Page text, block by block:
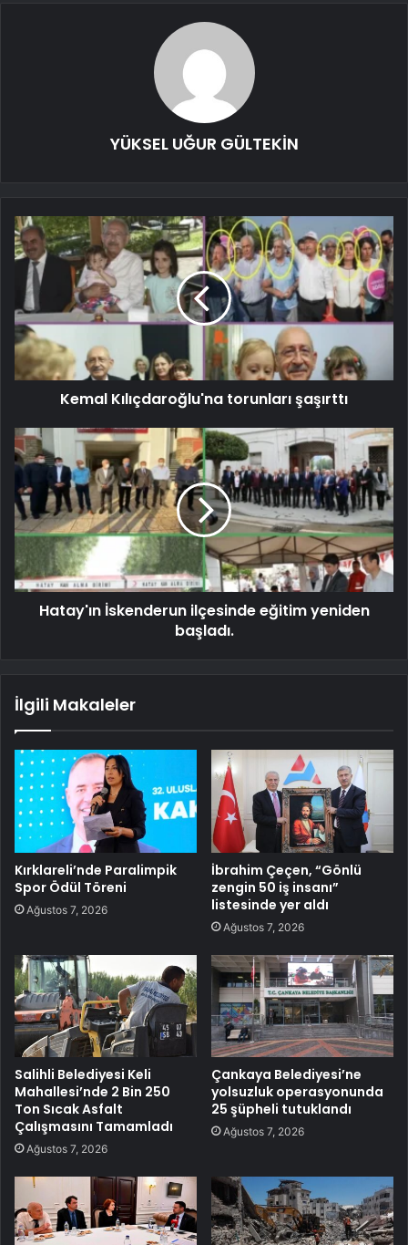
YÜKSEL UĞUR GÜLTEKİN
Kemal Kılıçdaroğlu'na torunları şaşırttı
Hatay'ın İskenderun ilçesinde eğitim yeniden
başladı.
İlgili Makaleler
Kırklareli’nde Paralimpik
Spor Ödül Töreni
Ağustos 7, 2026
İbrahim Çeçen, “Gönlü
zengin 50 iş insanı”
listesinde yer aldı
Ağustos 7, 2026
Salihli Belediyesi Keli
Mahallesi’nde 2 Bin 250
Ton Sıcak Asfalt
Çalışmasını Tamamladı
Ağustos 7, 2026
Çankaya Belediyesi’ne
yolsuzluk operasyonunda
25 şüpheli tutuklandı
Ağustos 7, 2026